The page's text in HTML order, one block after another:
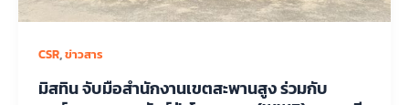
CSR,ข่าวสาร
มิสทิน จับมือสำนักงานเขตสะพานสูง ร่วมกับ